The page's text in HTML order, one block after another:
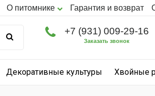
О питомнике Гарантия и возврат
+7 (931) 009-29-16
Заказать звонок
Декоративные культуры Хвойные